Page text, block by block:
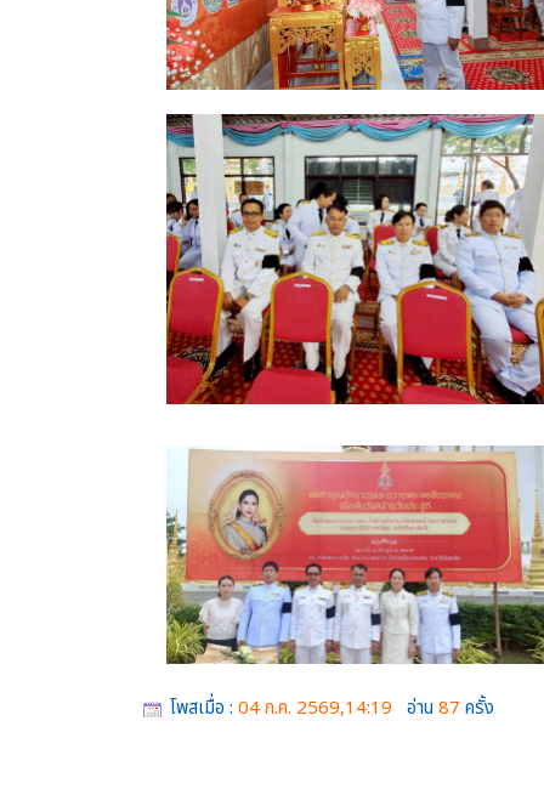
โพสเมื่อ : 04 ก.ค. 2569,14:19 อ่าน 87 ครั้ง